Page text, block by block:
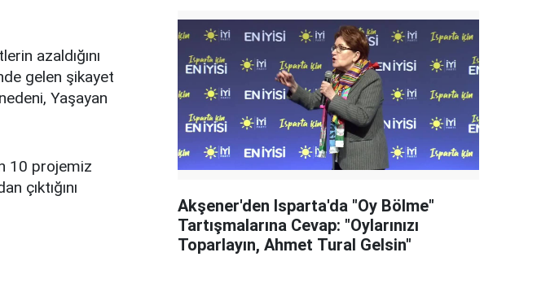
azaldığını
gelen şikayet
Yaşayan
10 projemiz
çıktığını
Akşener'den Isparta'da "Oy Bölme"
Tartışmalarına Cevap: "Oylarınızı
Toparlayın, Ahmet Tural Gelsin"